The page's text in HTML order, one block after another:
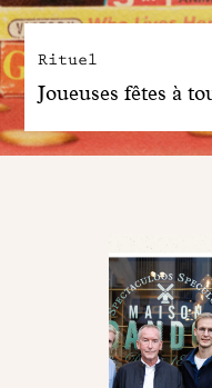
Rituel
Joueuses fêtes à